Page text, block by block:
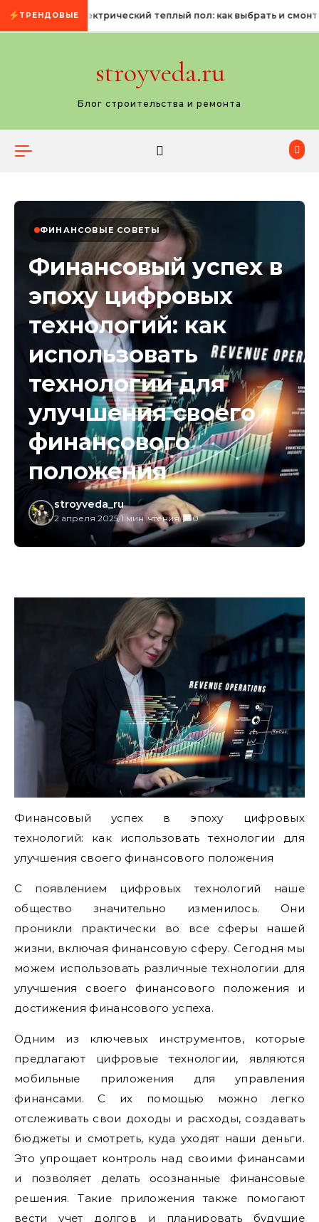
Промотать к содержимому
ТРЕНДОВЫЕЭлектрический теплый пол: как выбрать и
stroyveda.ru
Блог строительства и ремонта
ФИНАНСОВЫЕ СОВЕТЫ
Финансовый успех в
эпоху цифровых
технологий: как
использовать
технологии для
улучшения своего
финансового
положения
stroyveda_ru
2 апреля 2025/1 мин. чтения/ 0
Финансовый успех в эпоху цифровых
технологий: как использовать технологии для
улучшения своего финансового положения
С появлением цифровых технологий наше
общество значительно изменилось. Они
проникли практически во все сферы нашей
жизни, включая финансовую сферу. Сегодня мы
можем использовать различные технологии для
улучшения своего финансового положения и
достижения финансового успеха.
Одним из ключевых инструментов, которые
предлагают цифровые технологии, являются
мобильные приложения для управления
финансами. С их помощью можно легко
отслеживать свои доходы и расходы, создавать
бюджеты и смотреть, куда уходят наши деньги.
Это упрощает контроль над своими финансами
и позволяет делать осознанные финансовые
решения. Такие приложения также помогают
вести учет долгов и планировать будущие